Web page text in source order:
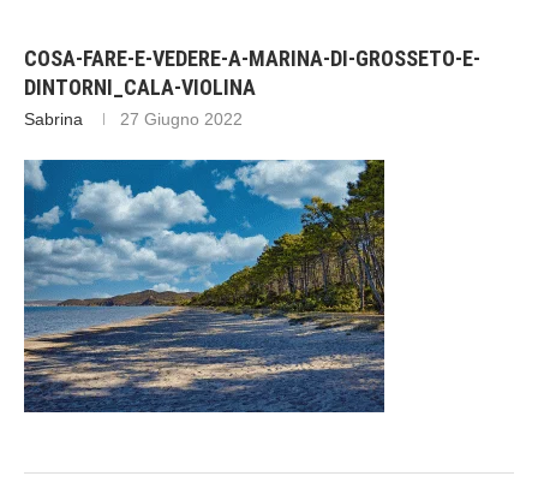
COSA-FARE-E-VEDERE-A-MARINA-DI-GROSSETO-E-
DINTORNI_CALA-VIOLINA
Sabrina 27 Giugno 2022